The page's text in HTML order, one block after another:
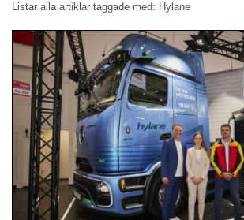
Listar alla artiklar taggade med: Hylane